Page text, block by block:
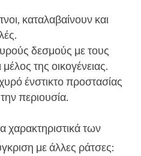
καταλαβαίνουν και
δεσμούς με τους
μέλος της οικογένειας.
ένστικτο προστασίας
περιουσία.
χαρακτηριστικά των
με άλλες ράτσες: